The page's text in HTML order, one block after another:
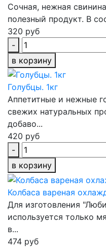
Сочная, нежная
полезный продукт. В
320 руб
-
в корзину
Голубцы. 1кг
Аппетитные и нежные
свежих натуральных
добаво...
420 руб
-
в корзину
Колбаса вареная
Для изготовления
используется только
в...
474 руб